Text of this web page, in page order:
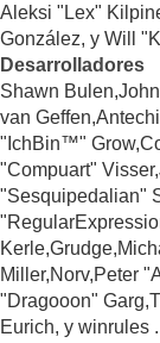
Aleksi "Lex"
González, y Will
Desarrolladores
Shawn
van
"IchBin™"
"Compuart"
"Sesquipedalian"
Miller,Norv,Peter
"Dragooon"
Eurich, y winrules .